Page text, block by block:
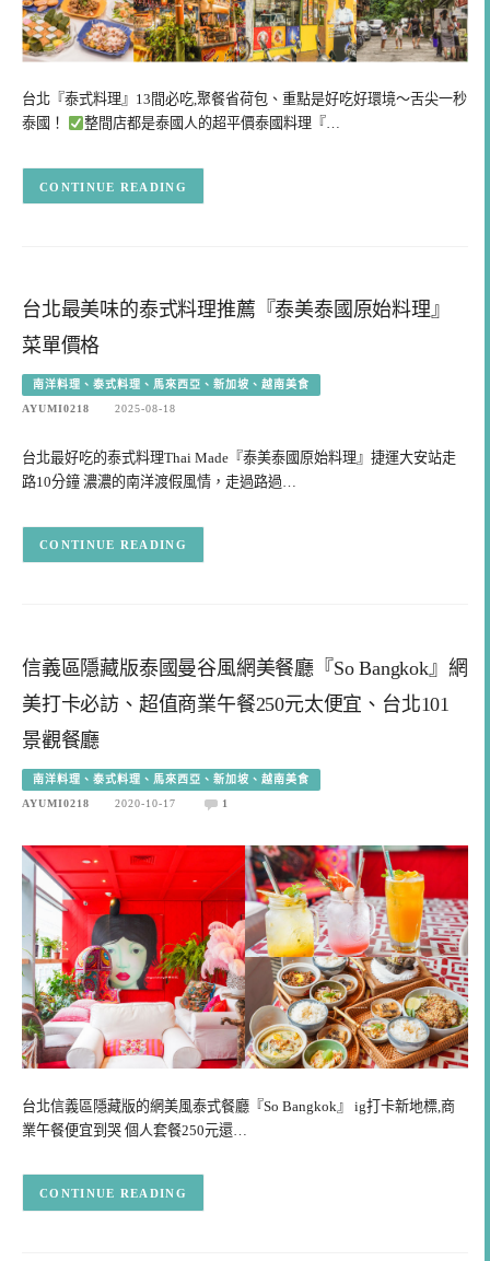
台北『泰式料理』13間必吃,聚餐省荷包、重點是好吃好環境～舌尖一秒
泰國！
整間店都是泰國人的超平價泰國料理『…
CONTINUE READING
台北最美味的泰式料理推薦『泰美泰國原始料理』
菜單價格
南洋料理、泰式料理、馬來西亞、新加坡、越南美食
AYUMI0218
2025-08-18
台北最好吃的泰式料理Thai Made『泰美泰國原始料理』捷運大安站走
路10分鐘 濃濃的南洋渡假風情，走過路過…
CONTINUE READING
信義區隱藏版泰國曼谷風網美餐廳『So Bangkok』網
美打卡必訪、超值商業午餐250元太便宜、台北101
景觀餐廳
南洋料理、泰式料理、馬來西亞、新加坡、越南美食
AYUMI0218
2020-10-17 1
台北信義區隱藏版的網美風泰式餐廳『So Bangkok』 ig打卡新地標,商
業午餐便宜到哭 個人套餐250元還…
CONTINUE READING